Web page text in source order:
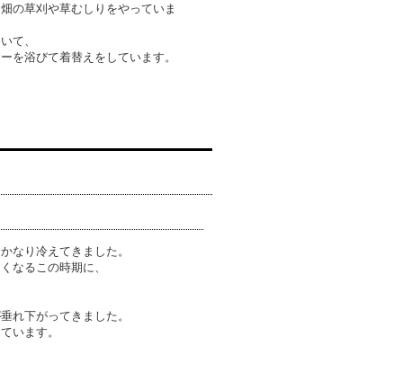
の草刈や草むしりをやっていま
て、
を浴びて着替えをしています。
なり冷えてきました。
なるこの時期に、
れ下がってきました。
います。